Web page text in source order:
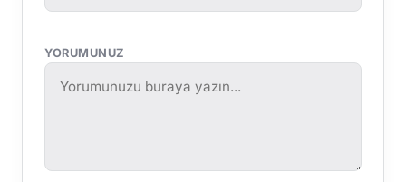
YORUMUNUZ